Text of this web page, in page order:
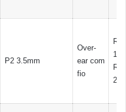
P2 3.5mm
Over-
ear com
fio
R$
R$
250